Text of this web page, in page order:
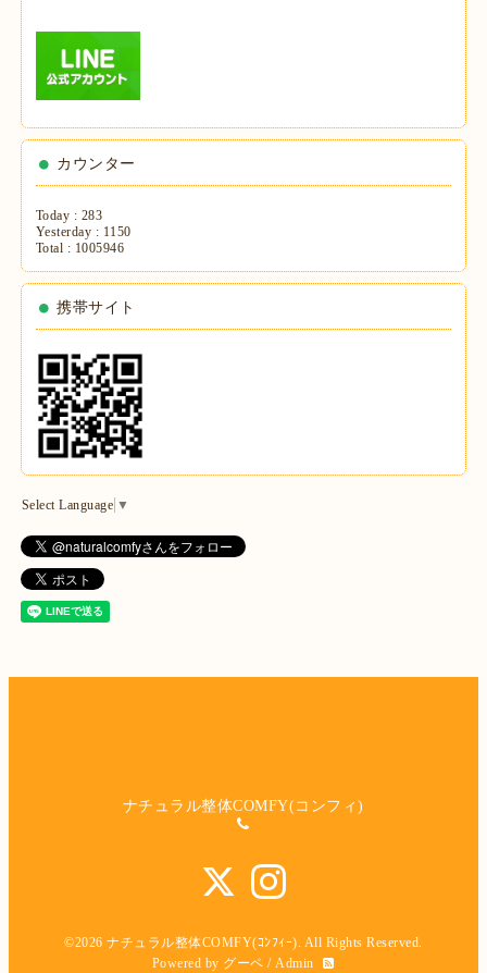
カウンター
Today : 283
Yesterday : 1150
Total : 1005946
携帯サイト
Select Language ▼
ナチュラル整体COMFY(コンフィ)
©2026ナチュラル整体COMFY(ｺﾝﾌｨｰ). All Rights Reserved.
Powered by グーペ /Admin